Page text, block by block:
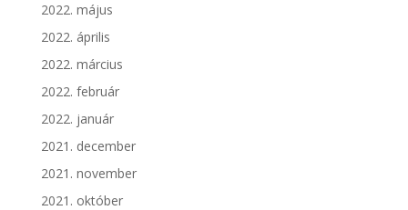
2022. május
2022. április
2022. március
2022. február
2022. január
2021. december
2021. november
2021. október